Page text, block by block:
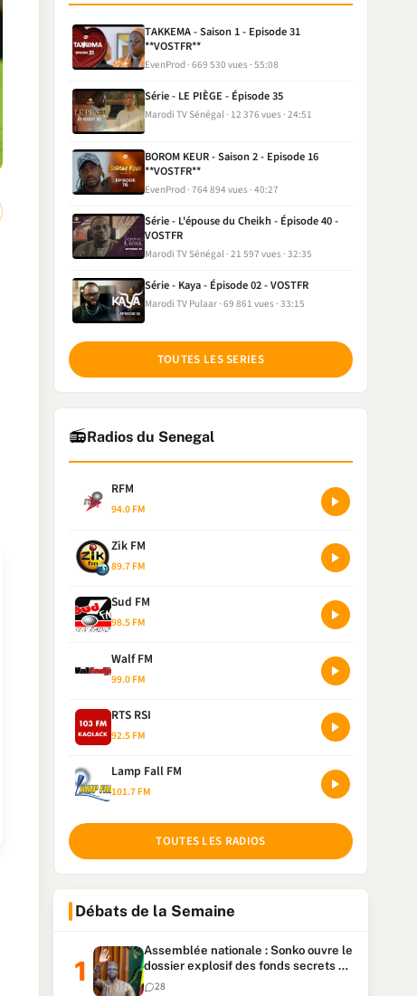
TAKKEMA - Saison 1 - Episode 31
**VOSTFR**
EvenProd 669 530 vues 55:08
Série - LE PIÈGE - Épisode 35
Marodi TV Sénégal 12 376 vues 24:51
BOROM KEUR - Saison 2 - Episode 16
**VOSTFR**
EvenProd 764 894 vues 40:27
Série - L'épouse du Cheikh - Épisode 40 -
VOSTFR
Marodi TV Sénégal 21 597 vues 32:35
Série - Kaya - Épisode 02 - VOSTFR
Marodi TV Pulaar 69 861 vues 33:15
TOUTES LES SERIES
📻Radios du Senegal
RFM
94.0 FM
Zik FM
89.7 FM
Sud FM
98.5 FM
Walf FM
99.0 FM
RTS RSI
92.5 FM
Lamp Fall FM
101.7 FM
TOUTES LES RADIOS
Débats de la Semaine
Assemblée nationale : Sonko ouvre le
dossier explosif des fonds secrets et
du patrimoine présidentiel
28